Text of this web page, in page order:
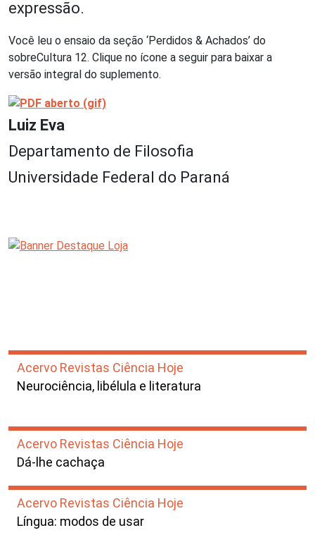
expressão.
Você leu o ensaio da seção ‘Perdidos & Achados’ do
sobreCultura 12. Clique no ícone a seguir para baixar a
versão integral do suplemento.
Luiz Eva
Departamento de Filosofia
Universidade Federal do Paraná
Acervo Revistas Ciência Hoje
Neurociência, libélula e literatura
Acervo Revistas Ciência Hoje
Dá-lhe cachaça
Acervo Revistas Ciência Hoje
Língua: modos de usar